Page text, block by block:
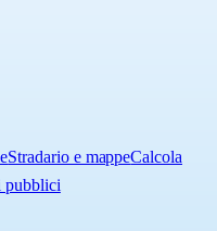
Stradario e mappeCalcola
pubblici